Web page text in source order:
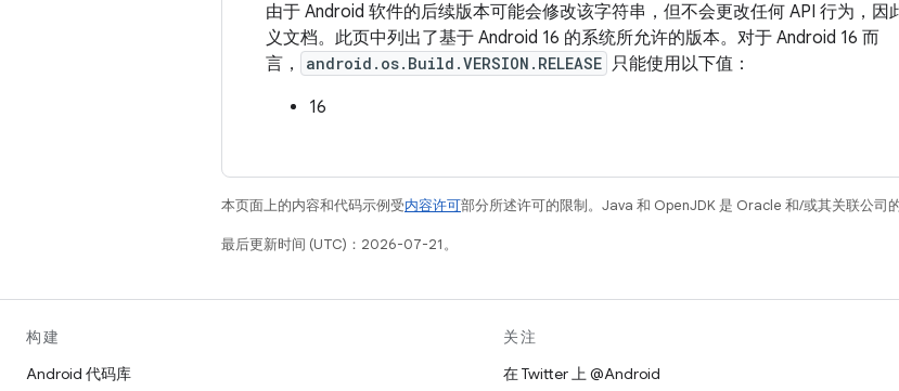
由于 Android 软件的后续版本可能会修改该字符串，但不会更改任何 API 行为，
义文档。此页中列出了基于 Android 16 的系统所允许的版本。对于 Android 16 而
言，
android.os.Build.VERSION.RELEASE 只能使用以下值：
16
本页面上的内容和代码示例受内容许可部分所述许可的限制。Java 和 OpenJDK 是 Oracle 和/或其关联公司的
最后更新时间 (UTC)：2026-07-21。
构建
Android 代码库
关注
在 Twitter 上 @Android